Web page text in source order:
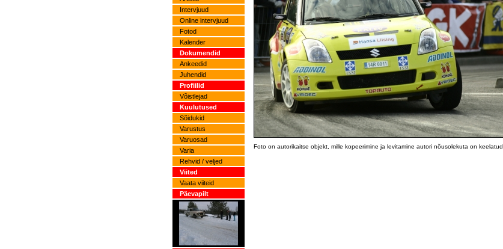
Intervjuud
Online intervjuud
Fotod
Kalender
Dokumendid
Ankeedid
Juhendid
Profiilid
Võistlejad
Kuulutused
Sõidukid
Varustus
Varuosad
Varia
Rehvid / veljed
Viited
Vaata viiteid
Päevapilt
Foto on autorikaitse objekt, mille kopeerimine ja levitamine autori nõusolekuta on keelatud.